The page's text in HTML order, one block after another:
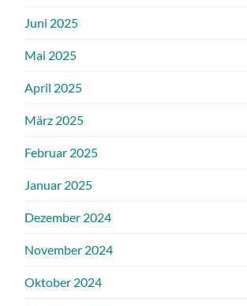
Juni 2025
Mai 2025
April 2025
März 2025
Februar 2025
Januar 2025
Dezember 2024
November 2024
Oktober 2024